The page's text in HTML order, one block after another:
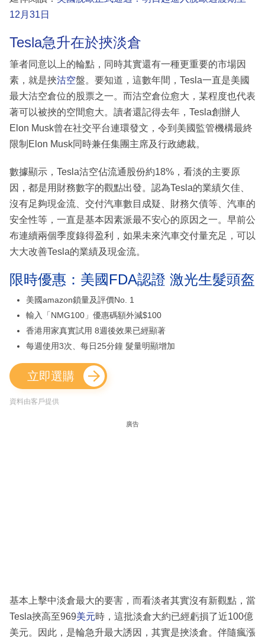
12月31日
Tesla急升在於挾淡倉
筆者同意以上的輪點，同時其實還有一種更重要的市場因
素，就是挾沽空盤。要知道，這數年間，Tesla一直是美國
最大沽空倉位的股票之一。而沽空倉位愈大，某程度也代表
著可以被挾的空間愈大。讀者還記得去年，Tesla創辦人
Elon Musk曾在社交平台連環發文，令到美國監管機構最終
限制Elon Musk同時兼任集團主席及行政總裁。
數據顯示，Tesla沽空佔流通股份約18%，看淡的主要原
因，都是用財務數字的觀點出發。認為Tesla的業績欠佳、
沒有足夠現金流、交付汽車數目成疑、財務欠債等、汽車的
安全性等，一直是基本因素派最不安心的原因之一。早前公
布連續兩個季度錄得盈利，如果未來汽車交付量充足，可以
大大改善Tesla的業績及現金流。
限時優惠：美國FDA認證 激光生髮頭盔
美國amazon鎖量及評價No. 1
輸入「NMG100」優惠碼額外減$100
香港用家真實試用 8週後效果已經顯著
每週使用3次、每日25分鐘 髮量明顯增加
立即選購
資料由客戶提供
廣告
基本上擊中淡倉最大的要害，而看淡者其實沒有新觀點，當
Tesla挾高至969美元時，這批淡倉大約已經虧損了近100億
美元。因此，是輪急升最大誘因，其實是挾淡倉。伴隨瘋漲